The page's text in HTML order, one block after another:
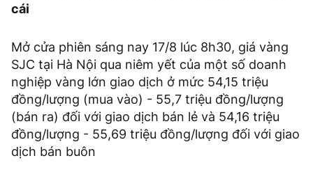
cái
Mở cửa phiên sáng nay 17/8 lúc 8h30, giá vàng
SJC tại Hà Nội qua niêm yết của một số doanh
nghiệp vàng lớn giao dịch ở mức 54,15 triệu
đồng/lượng (mua vào) - 55,7 triệu đồng/lượng
(bán ra) đối với giao dịch bán lẻ và 54,16 triệu
đồng/lượng - 55,69 triệu đồng/lượng đối với giao
dịch bán buôn